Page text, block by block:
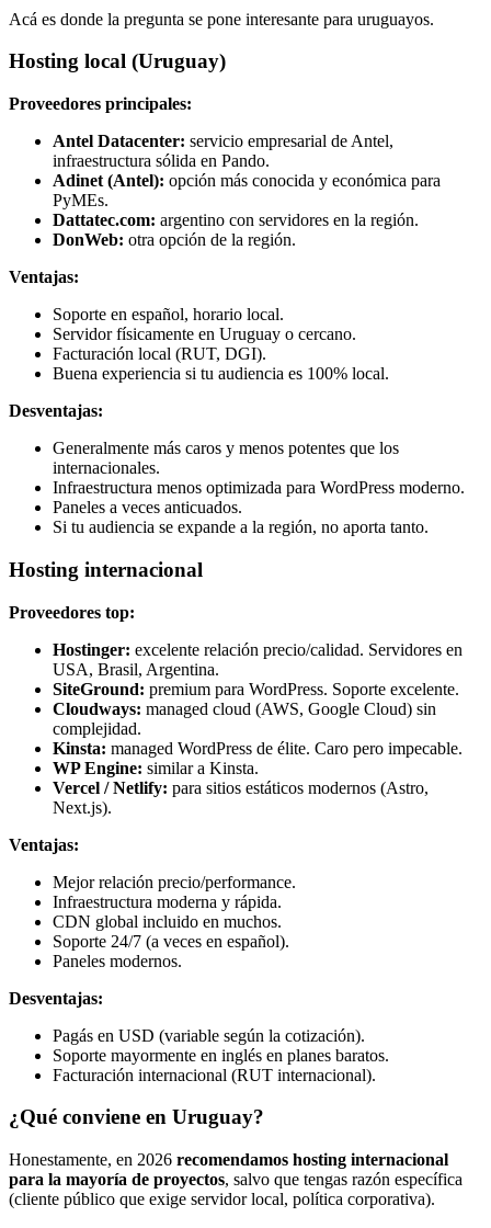
Acá es donde la pregunta se pone interesante para uruguayos.
Hosting local (Uruguay)
Proveedores principales:
Antel Datacenter: servicio empresarial de Antel,
infraestructura sólida en Pando.
Adinet (Antel): opción más conocida y económica para
PyMEs.
Dattatec.com: argentino con servidores en la región.
DonWeb: otra opción de la región.
Ventajas:
Soporte en español, horario local.
Servidor físicamente en Uruguay o cercano.
Facturación local (RUT, DGI).
Buena experiencia si tu audiencia es 100% local.
Desventajas:
Generalmente más caros y menos potentes que los
internacionales.
Infraestructura menos optimizada para WordPress moderno.
Paneles a veces anticuados.
Si tu audiencia se expande a la región, no aporta tanto.
Hosting internacional
Proveedores top:
Hostinger: excelente relación precio/calidad. Servidores en
USA, Brasil, Argentina.
SiteGround: premium para WordPress. Soporte excelente.
Cloudways: managed cloud (AWS, Google Cloud) sin
complejidad.
Kinsta: managed WordPress de élite. Caro pero impecable.
WP Engine: similar a Kinsta.
Vercel / Netlify: para sitios estáticos modernos (Astro,
Next.js).
Ventajas:
Mejor relación precio/performance.
Infraestructura moderna y rápida.
CDN global incluido en muchos.
Soporte 24/7 (a veces en español).
Paneles modernos.
Desventajas:
Pagás en USD (variable según la cotización).
Soporte mayormente en inglés en planes baratos.
Facturación internacional (RUT internacional).
¿Qué conviene en Uruguay?
Honestamente, en 2026 recomendamos hosting internacional
para la mayoría de proyectos, salvo que tengas razón específica
(cliente público que exige servidor local, política corporativa).